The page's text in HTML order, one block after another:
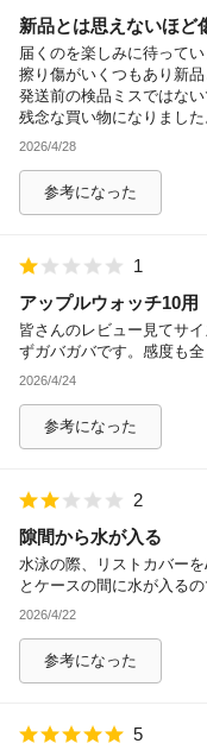
新品とは思えないほど
届くのを楽しみに待って
擦り傷がいくつもあり新品
発送前の検品ミスではな
残念な買い物になりました
2026/4/28
参考になった
1
アップルウォッチ10用
皆さんのレビュー見てサ
ずガバガバです。感度も全
2026/4/24
参考になった
2
隙間から水が入る
水泳の際、リストカバー
とケースの間に水が入る
2026/4/22
参考になった
5